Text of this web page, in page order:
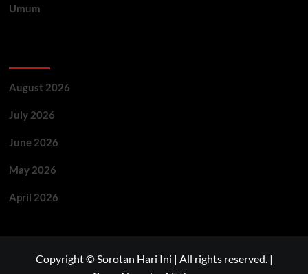
Umum
August 2026
July 2026
June 2026
May 2026
April 2026
Copyright © Sorotan Hari Ini | All rights reserved. |